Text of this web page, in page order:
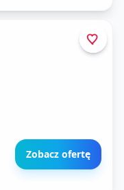
Zobacz ofertę